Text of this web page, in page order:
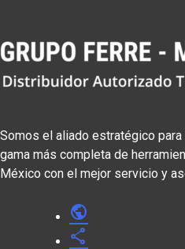
Somos el aliado estratégico
gama más completa de
México con el mejor servicio y
public
share